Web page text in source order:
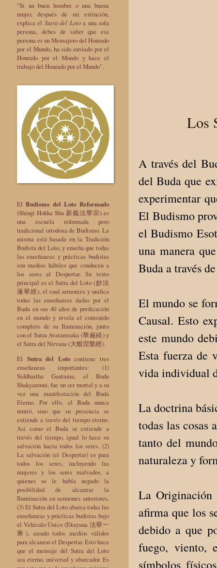
Los
A través del
del Buda que
experimentar
El Budismo
el Budismo
una manera
Buda a través
El mundo se
Causal. Esto
este mundo
Esta fuerza de
vida individual
La doctrina
todas las cosas
tanto del
naturaleza y
La Originación
afirma que los
debido a que
fuego, viento,
símbolos
"Si un buen hombre o una buena
mujer, después de mi extinción,
explica el Sutra del Lotoa una sola
persona, debes de saber que esa
persona es un Mensajero del Honrado
por el Mundo, ha sido enviado por el
Honrado por el Mundo y hace el
trabajo del Honrado por el Mundo".
ElBudismo del Loto Reformado
(Shingi Hokke Shu 新義法華宗) es
una escuela reformada pero
tradicional ortodoxa de Budismo. La
misma está basada en la Tradición
Budista del Loto, y enseña que todas
las enseñanzas y prácticas budistas
son medios hábiles que conducen a
los seres al Despertar. Su texto
principal es el Sutra del Loto (妙法
蓮華經), el cual armoniza y unifica
todas las enseñanzas dadas por el
Buda en sus 40 años de predicación
en el mundo y revela el contenido
completo de su Iluminación, junto
con el Sutra Avatamsaka (華厳経) y
el Sutra del Nirvana (大般涅槃經).
El Sutra del Lotocontiene tres
enseñanzas importantes: (1)
Siddhartha Gautama, el Buda
Shakyamuni, fue un ser mortal y a su
vez una manifestación del Buda
Eterno. Por ello, el Buda nunca
murió, sino que su presencia se
extiende a través del tiempo eterno.
Así como el Buda se extiende a
través del tiempo, igual lo hace su
salvación hacia todos los seres. (2)
La salvación (el Despertar) es para
todos los seres, incluyendo las
mujeres y los seres malvados, a
quienes se le había negado la
posibilidad de alcanzar la
Iluminación en sermones anteriores.
(3) El Sutra del Loto abarca todas las
enseñanzas y prácticas budistas bajo
el Vehículo Único (Ekayana 法華一
乘), siendo todos medios válidos
para alcanzar el Despertar. Esto hace
que el mensaje del Sutra del Loto
sea eterno, universal y abarcador. Es